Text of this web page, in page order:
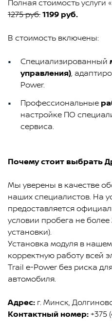
Полная стоимость услуги
1275 руб.1199 руб.
В стоимость включены:
Специализированный
управления),
Power.
Профессиональные
настройке ПО
сервиса.
Почему стоит выбрать
Мы уверены в качестве
наших специалистов. На
предоставляется
условии пробега не более
установки).
Установка модуля в
корректную работу всей
Trail e-Power без риска
автомобиля.
Адрес: г. Минск,
Контактный номер:+375